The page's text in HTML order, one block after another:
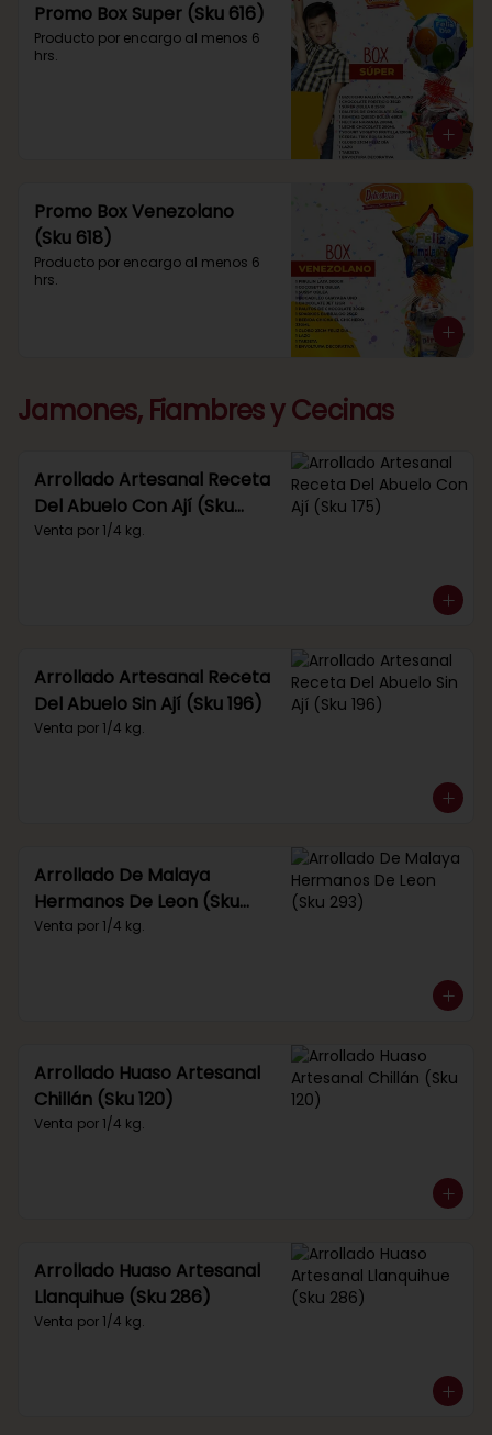
Promo Box Super (Sku 616)
Producto por encargo al menos 6
hrs.
Promo Box Venezolano
(Sku 618)
Producto por encargo al menos 6
hrs.
Jamones, Fiambres y Cecinas
Arrollado Artesanal Receta
Del Abuelo Con Ají (Sku
175)
Venta por 1/4 kg.
Arrollado Artesanal Receta
Del Abuelo Sin Ají (Sku 196)
Venta por 1/4 kg.
Arrollado De Malaya
Hermanos De Leon (Sku
293)
Venta por 1/4 kg.
Arrollado Huaso Artesanal
Chillán (Sku 120)
Venta por 1/4 kg.
Arrollado Huaso Artesanal
Llanquihue (Sku 286)
Venta por 1/4 kg.